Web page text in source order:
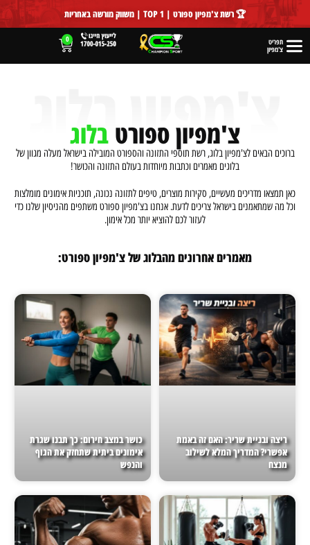
לתוכן 🏆 רשת צ'מפיון ספורט | TOP 1 | משווק מורשה באחריות
תפריט
צ'מפיון
0
צ'מפיון ספורט בלוג
ברוכים הבאים לצ'מפיון בלוג, רשת תוספי התזונה והספורט המובילה בישראל מעלה מגוון של
בלוגים מאמרים וכתבות מיוחדות בעולם התזונה והכושר!
כאן תמצאו מדריכים מעשיים, סקירות מוצרים, טיפים לתזונה נכונה, תוכניות אימונים מומלצות
וכל מה שמתאמנים בישראל צריכים לדעת. אנחנו בצ'מפיון ספורט משתפים מהניסיון שלנו כדי
לעזור לכם להוציא יותר מכל אימון.
מאמרים אחרונים מהבלוג של צ'מפיון ספורט:
ריצה ובניית שריר: האם זה באמת
אפשרי? המדריך המלא לשילוב
מנצח
כושר במצב חירום: כך תבנו שגרת
אימונים ביתית שתחזק את הגוף
והנפש